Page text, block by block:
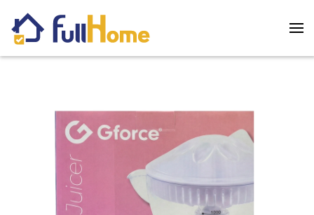
Skip to main content